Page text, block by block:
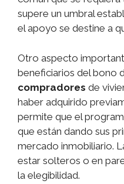
supere un umbral
el apoyo se destine a
Otro aspecto
beneficiarios del bono
compradores de
haber adquirido
permite que el
que están dando sus
mercado inmobiliario.
estar solteros o en
la elegibilidad.